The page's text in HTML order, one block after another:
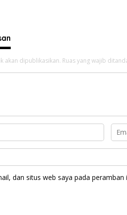
akan dipublikasikan. Ruas yang wajib
dan situs web saya pada